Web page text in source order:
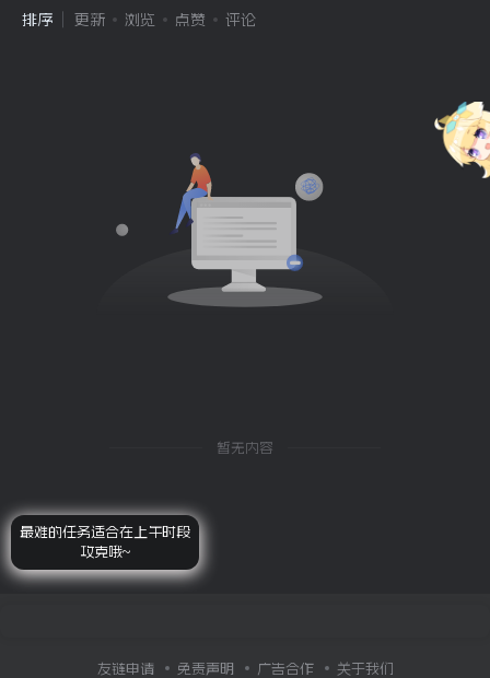
排序 更新 浏览 点赞 评论
暂无内容
友链申请 免责声明 广告合作 关于我们
最难的任务适合在上午时段
攻克哦~